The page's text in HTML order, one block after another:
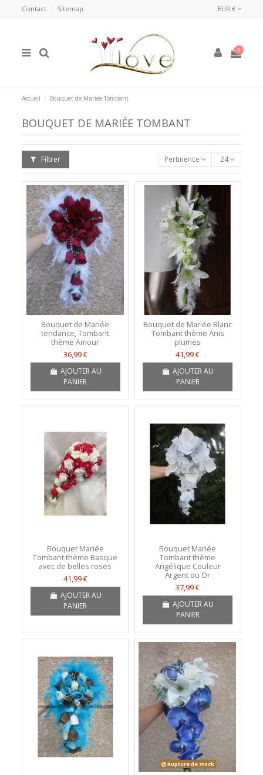
Contact Sitemap EUR €
0
Accueil Bouquet de Mariée Tombant
BOUQUET DE MARIÉE TOMBANT
Filtrer Pertinence 24
Bouquet de Mariée
tendance, Tombant
thème Amour
36,99 €
AJOUTER AU
PANIER
Bouquet de Mariée Blanc
Tombant thème Anis
plumes
41,99 €
AJOUTER AU
PANIER
Bouquet Mariée
Tombant thème Basque
avec de belles roses
41,99 €
AJOUTER AU
PANIER
Bouquet Mariée
Tombant thème
Angélique Couleur
Argent ou Or
37,99 €
AJOUTER AU
PANIER
Rupture de stock